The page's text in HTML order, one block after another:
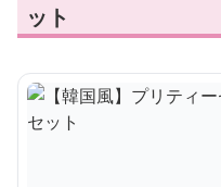
ット